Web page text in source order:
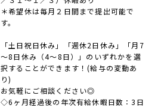
＊希望休は毎月２日間まで提出可能で
す。
「土日祝日休み」「週休2日休み」「月7
～8日休み（4～8日）」のいずれかを選
択することができます！(給与の変動あ
り)
お気軽にご相談ください◎
◇6ヶ月経過後の年次有給休暇日数：3日